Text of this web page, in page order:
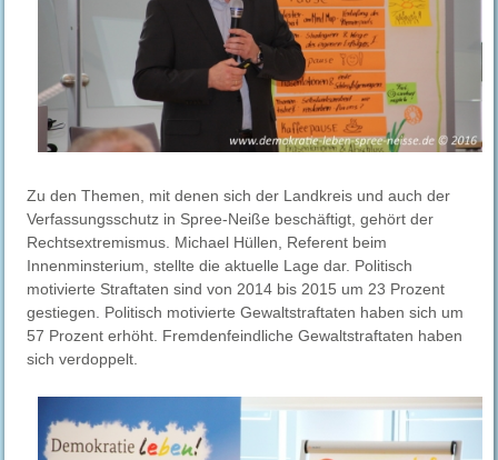
Zu den Themen, mit denen sich der Landkreis und auch der
Verfassungsschutz in Spree-Neiße beschäftigt, gehört der
Rechtsextremismus. Michael Hüllen, Referent beim
Innenminsterium, stellte die aktuelle Lage dar. Politisch
motivierte Straftaten sind von 2014 bis 2015 um 23 Prozent
gestiegen. Politisch motivierte Gewaltstraftaten haben sich um
57 Prozent erhöht. Fremdenfeindliche Gewaltstraftaten haben
sich verdoppelt.